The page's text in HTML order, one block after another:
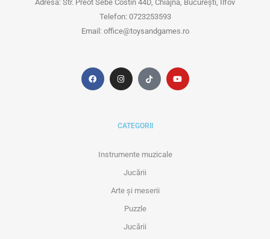
Adresa: Str. Preot Sebe Costin 44D, Chiajna, București, Ilfov
Telefon: 0723253593
Email: office@toysandgames.ro
CATEGORII
Instrumente muzicale
Jucării
Arte și meserii
Puzzle
Jucării